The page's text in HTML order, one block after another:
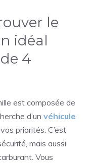
le
idéal
4
est composée de
d’un véhicule
priorités. C’est
mais aussi
Vous